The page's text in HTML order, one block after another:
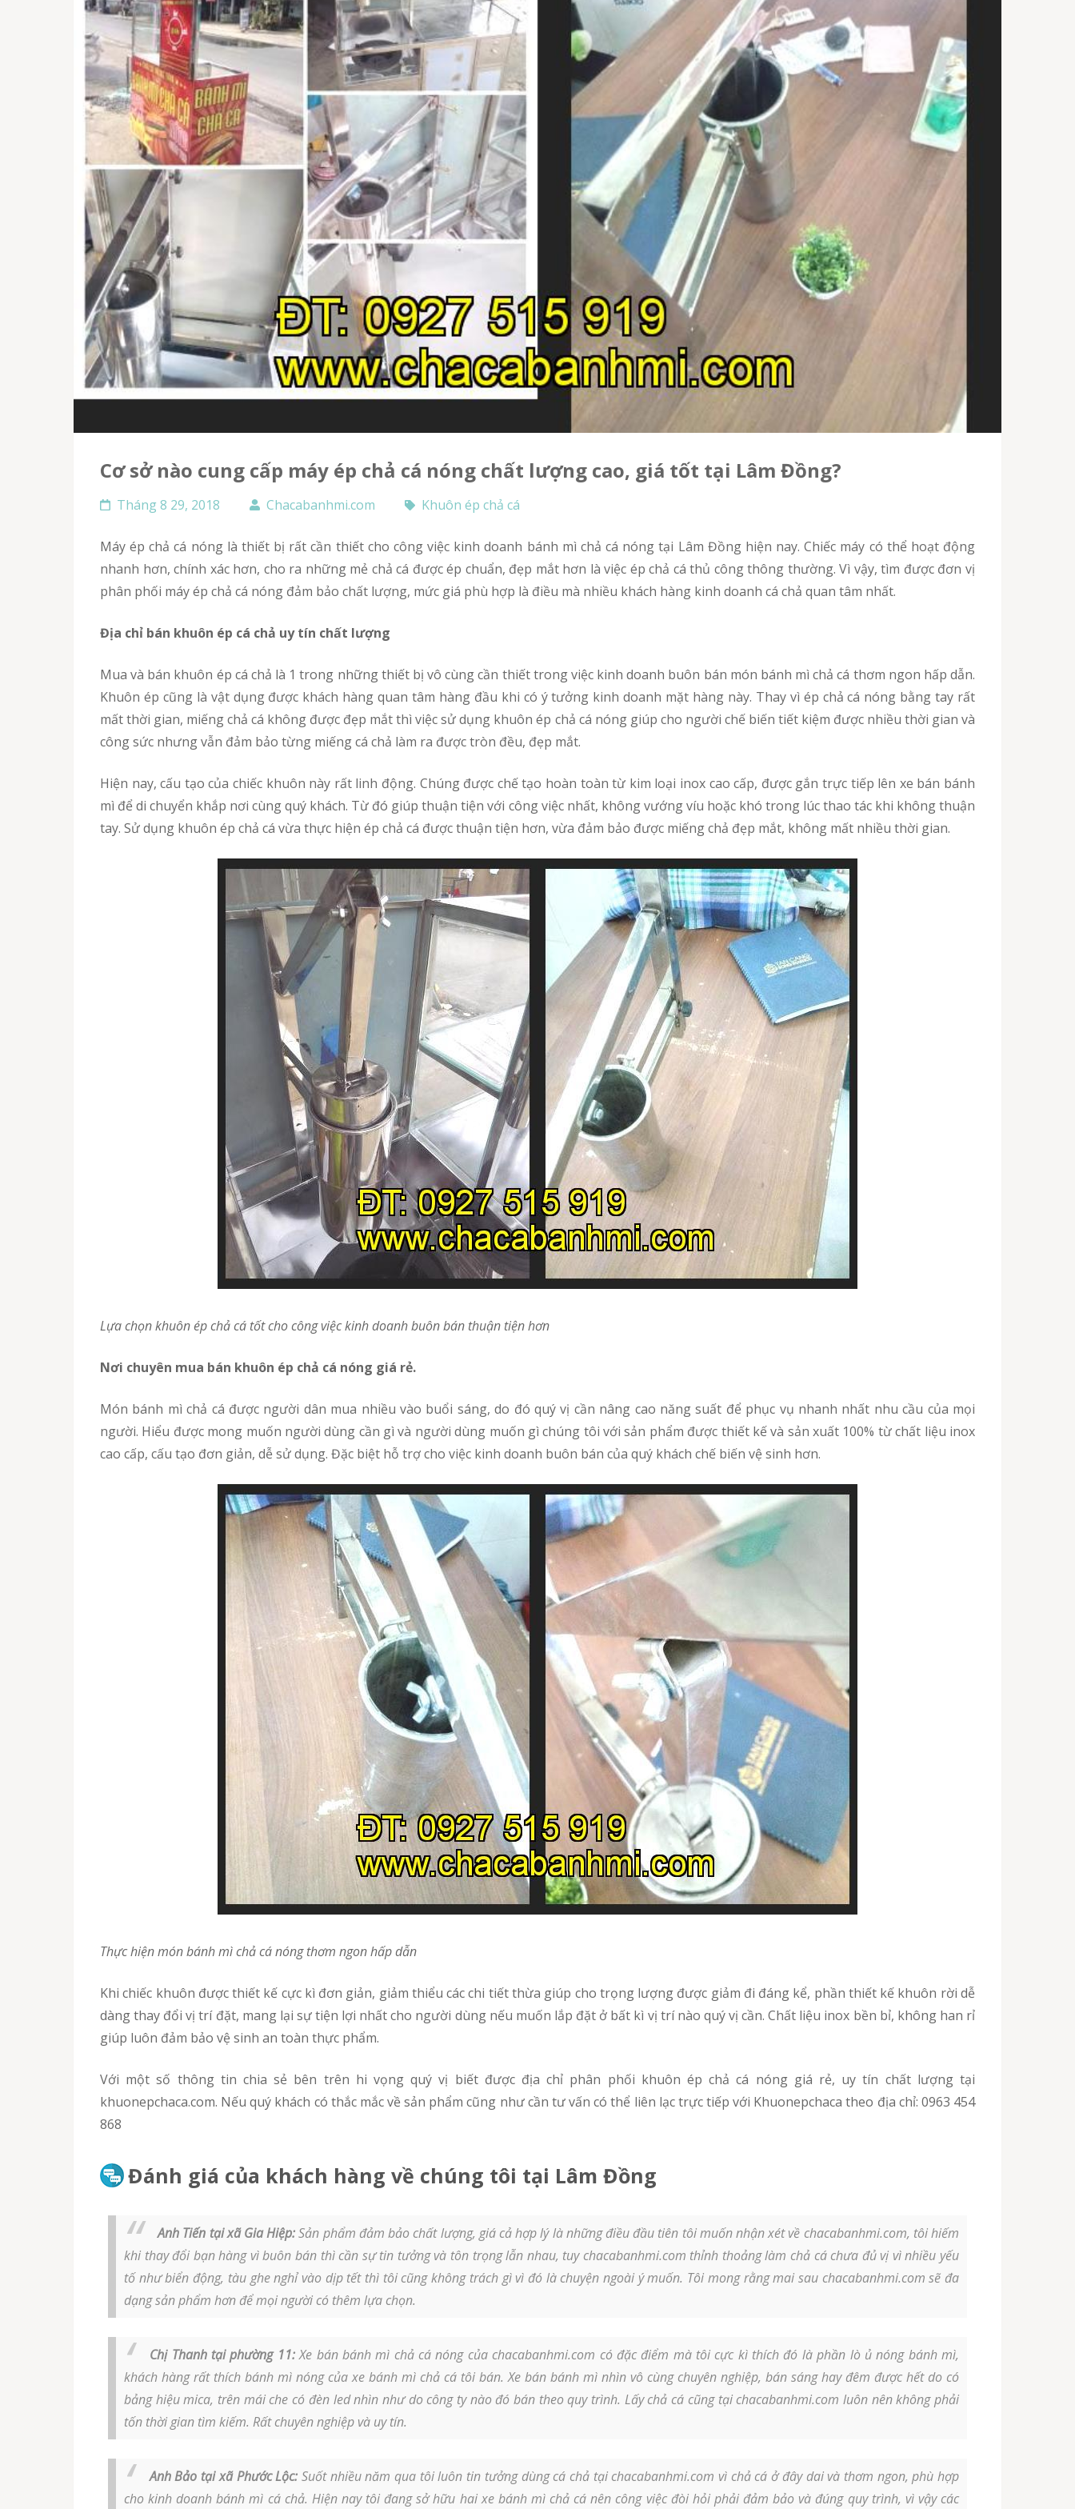
Cơ sở nào cung cấp máy ép chả cá nóng chất lượng cao, giá tốt tại Lâm Đồng?
Tháng 8 29, 2018 Chacabanhmi.com Khuôn ép chả cá
Máy ép chả cá nóng là thiết bị rất cần thiết cho công việc kinh doanh bánh mì chả cá nóng tại Lâm Đồng hiện nay. Chiếc máy có thể hoạt động
nhanh hơn, chính xác hơn, cho ra những mẻ chả cá được ép chuẩn, đẹp mắt hơn là việc ép chả cá thủ công thông thường. Vì vậy, tìm được đơn vị
phân phối máy ép chả cá nóng đảm bảo chất lượng, mức giá phù hợp là điều mà nhiều khách hàng kinh doanh cá chả quan tâm nhất.
Địa chỉ bán khuôn ép cá chả uy tín chất lượng
Mua và bán khuôn ép cá chả là 1 trong những thiết bị vô cùng cần thiết trong việc kinh doanh buôn bán món bánh mì chả cá thơm ngon hấp dẫn.
Khuôn ép cũng là vật dụng được khách hàng quan tâm hàng đầu khi có ý tưởng kinh doanh mặt hàng này. Thay vì ép chả cá nóng bằng tay rất
mất thời gian, miếng chả cá không được đẹp mắt thì việc sử dụng khuôn ép chả cá nóng giúp cho người chế biến tiết kiệm được nhiều thời gian và
công sức nhưng vẫn đảm bảo từng miếng cá chả làm ra được tròn đều, đẹp mắt.
Hiện nay, cấu tạo của chiếc khuôn này rất linh động. Chúng được chế tạo hoàn toàn từ kim loại inox cao cấp, được gắn trực tiếp lên xe bán bánh
mì để di chuyển khắp nơi cùng quý khách. Từ đó giúp thuận tiện với công việc nhất, không vướng víu hoặc khó trong lúc thao tác khi không thuận
tay. Sử dụng khuôn ép chả cá vừa thực hiện ép chả cá được thuận tiện hơn, vừa đảm bảo được miếng chả đẹp mắt, không mất nhiều thời gian.
Lựa chọn khuôn ép chả cá tốt cho công việc kinh doanh buôn bán thuận tiện hơn
Nơi chuyên mua bán khuôn ép chả cá nóng giá rẻ.
Món bánh mì chả cá được người dân mua nhiều vào buổi sáng, do đó quý vị cần nâng cao năng suất để phục vụ nhanh nhất nhu cầu của mọi
người. Hiểu được mong muốn người dùng cần gì và người dùng muốn gì chúng tôi với sản phẩm được thiết kế và sản xuất 100% từ chất liệu inox
cao cấp, cấu tạo đơn giản, dễ sử dụng. Đặc biệt hỗ trợ cho việc kinh doanh buôn bán của quý khách chế biến vệ sinh hơn.
Thực hiện món bánh mì chả cá nóng thơm ngon hấp dẫn
Khi chiếc khuôn được thiết kế cực kì đơn giản, giảm thiểu các chi tiết thừa giúp cho trọng lượng được giảm đi đáng kể, phần thiết kế khuôn rời dễ
dàng thay đổi vị trí đặt, mang lại sự tiện lợi nhất cho người dùng nếu muốn lắp đặt ở bất kì vị trí nào quý vị cần. Chất liệu inox bền bỉ, không han rỉ
giúp luôn đảm bảo vệ sinh an toàn thực phẩm.
Với một số thông tin chia sẻ bên trên hi vọng quý vị biết được địa chỉ phân phối khuôn ép chả cá nóng giá rẻ, uy tín chất lượng tại
khuonepchaca.com. Nếu quý khách có thắc mắc về sản phẩm cũng như cần tư vấn có thể liên lạc trực tiếp với Khuonepchaca theo địa chỉ: 0963 454
868
Đánh giá của khách hàng về chúng tôi tại Lâm Đồng
Anh Tiến tại xã Gia Hiệp:Sản phẩm đảm bảo chất lượng, giá cả hợp lý là những điều đầu tiên tôi muốn nhận xét về chacabanhmi.com, tôi hiếm
khi thay đổi bạn hàng vì buôn bán thì cần sự tin tưởng và tôn trọng lẫn nhau, tuy chacabanhmi.com thỉnh thoảng làm chả cá chưa đủ vị vì nhiều yếu
tố như biển động, tàu ghe nghỉ vào dịp tết thì tôi cũng không trách gì vì đó là chuyện ngoài ý muốn. Tôi mong rằng mai sau chacabanhmi.com sẽ đa
dạng sản phẩm hơn để mọi người có thêm lựa chọn.
Chị Thanh tại phường 11:Xe bán bánh mì chả cá nóng của chacabanhmi.com có đặc điểm mà tôi cực kì thích đó là phần lò ủ nóng bánh mì,
khách hàng rất thích bánh mì nóng của xe bánh mì chả cá tôi bán. Xe bán bánh mì nhìn vô cùng chuyên nghiệp, bán sáng hay đêm được hết do có
bảng hiệu mica, trên mái che có đèn led nhìn như do công ty nào đó bán theo quy trình. Lấy chả cá cũng tại chacabanhmi.com luôn nên không phải
tốn thời gian tìm kiếm. Rất chuyên nghiệp và uy tín.
Anh Bảo tại xã Phước Lộc: Suốt nhiều năm qua tôi luôn tin tưởng dùng cá chả tại chacabanhmi.com vì chả cá ở đây dai và thơm ngon, phù hợp
cho kinh doanh bánh mì cá chả. Hiện nay tôi đang sở hữu hai xe bánh mì chả cá nên công việc đòi hỏi phải đảm bảo và đúng quy trình, vì vậy các